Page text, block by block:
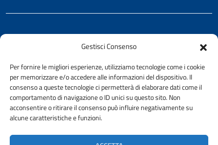
Gestisci Consenso
Per fornire le migliori esperienze, utilizziamo tecnologie come i cookie
per memorizzare e/o accedere alle informazioni del dispositivo. Il
consenso a queste tecnologie ci permetterà di elaborare dati come il
comportamento di navigazione o ID unici su questo sito. Non
acconsentire o ritirare il consenso può influire negativamente su
alcune caratteristiche e funzioni.
REALIZZATO CON LA COLLABORAZIONE DI
AMMINISTRAZIONE TRASPARENTE
PRIVACY E COOKIE POLICY URP